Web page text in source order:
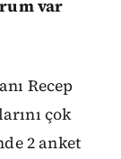
var
Recep
çok
2 anket